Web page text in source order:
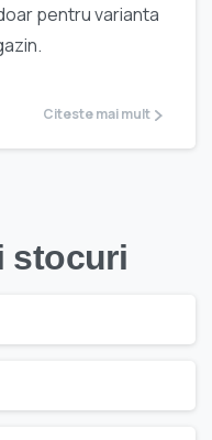
pentru varianta
Citeste mai mult
stocuri